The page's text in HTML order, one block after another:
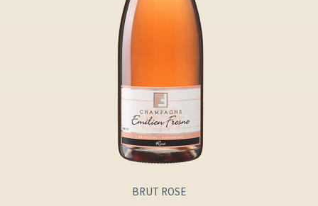
BRUT ROSE